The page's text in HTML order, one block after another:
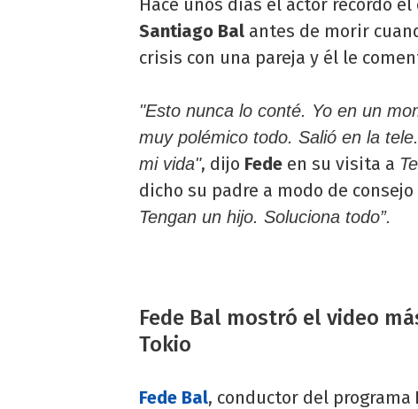
Hace unos días el actor recordó
Santiago Bal antes de morir
crisis con una pareja y él le
"Esto nunca lo conté. Yo en un
muy polémico todo. Salió en la
mi vida", dijo Fede en su visita a
dicho su padre a modo de
Tengan un hijo. Soluciona todo”.
Fede Bal mostró el video
Tokio
Fede Bal, conductor del programa